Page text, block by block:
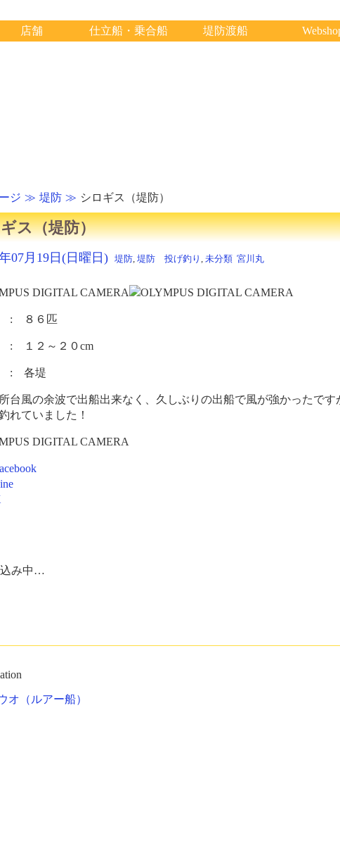
店舗 仕立船・乗合船 堤防渡船
ジ 堤防 シロギス（堤防）
ス（堤防）
07月19日(日曜日) 堤防, 堤防 投げ釣り , 未分類 宮川丸
: ８６匹
: １２～２０cm
: 各堤
台風の余波で出船出来なく、久しぶりの出船で風が強かったです
れていました！
み中…
オ（ルアー船）